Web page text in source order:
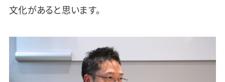
文化があると思います。